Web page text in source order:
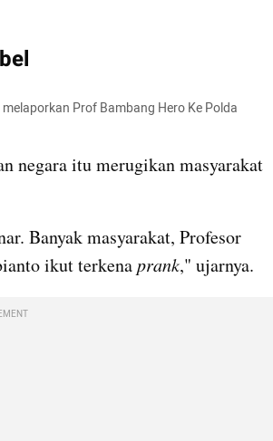
Prof Bambang Hero Ke Polda
negara itu merugikan masyarakat
Banyak masyarakat, Profesor
ikut terkena prank," ujarnya.